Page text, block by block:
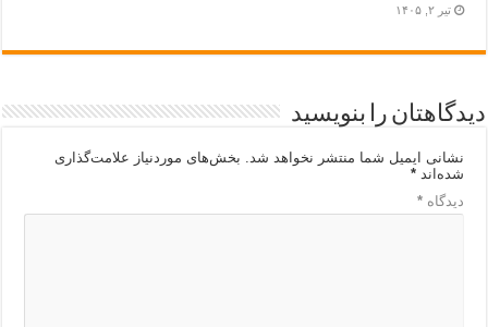
تیر ۲, ۱۴۰۵
دیدگاهتان را بنویسید
نشانی ایمیل شما منتشر نخواهد شد. بخش‌های موردنیاز علامت‌گذاری
شده‌اند*
دیدگاه*